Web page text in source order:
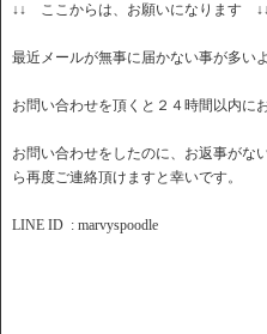
↓↓ ここからは、お願いになります
最近メールが無事に届かない事が多い
お問い合わせを頂くと２４時間以内に
お問い合わせをしたのに、お返事がな
ら再度ご連絡頂けますと幸いです。
LINE ID : marvyspoodle